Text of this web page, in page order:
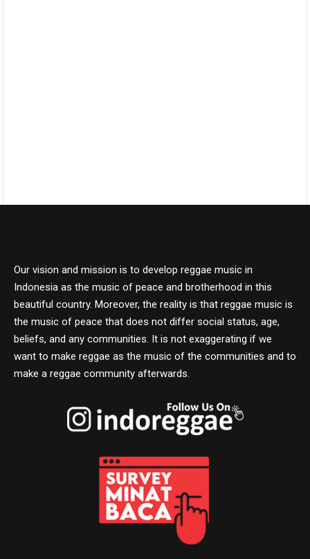
Our vision and mission is to develop reggae music in
Indonesia as the music of peace and brotherhood in this
beautiful country. Moreover, the reality is that reggae music is
the music of peace that does not differ social status, age,
beliefs, and any communities. It is not exaggerating if we
want to make reggae as the music of the communities and to
make a reggae community afterwards.